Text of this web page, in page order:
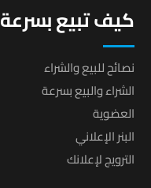
كيف تبيع بسرعة
نصائح للبيع والشراء
الشراء والبيع بسرعة
العضوية
البنر الإعلاني
الترويج لإعلانك